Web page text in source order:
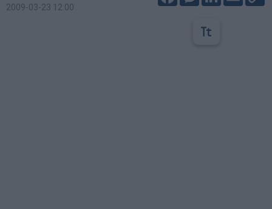
2009-03-23 12:00